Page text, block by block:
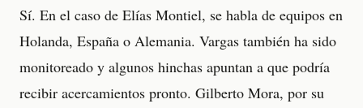
Sí. En el caso de Elías Montiel, se habla de equipos en
Holanda, España o Alemania. Vargas también ha sido
monitoreado y algunos hinchas apuntan a que podría
recibir acercamientos pronto. Gilberto Mora, por su